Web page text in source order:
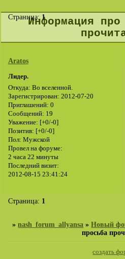
Информация
Страница: 1
Aratos
Лидер.
Откуда: Во вселенной.
Зарегистрирован: 2012-07-20
Приглашений: 0
Сообщений: 19
Уважение: [+0/-0]
Позитив: [+0/-0]
Пол: Мужской
Провел на форуме:
2 часа 22 минуты
Последний визит:
2012-08-15 23:41:24
Страница: 1
»nash_forum_allyansa »Новый
просьба
создать